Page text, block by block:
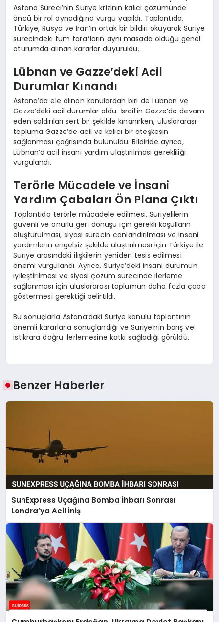
Astana Süreci’nin Suriye krizinin kalıcı çözümünde
öncü bir rol oynadığına vurgu yapıldı. Toplantıda,
Türkiye, Rusya ve İran’ın ortak bir bildiri okuyarak Suriye
sürecindeki tüm tarafların aynı masada olduğu genel
oturumda alınan kararlar duyuruldu.
Lübnan ve Gazze’deki Acil
Durumlar Kınandı
Astana’da ele alınan konulardan biri de Lübnan ve
Gazze’deki acil durumlar oldu. İsrail’in Gazze’de devam
eden saldırıları sert bir şekilde kınanırken, uluslararası
topluma Gazze’de acil ve kalıcı bir ateşkesin
sağlanması çağrısında bulunuldu. Bildiride ayrıca,
Lübnan’a acil insani yardım ulaştırılması gerekliliği
vurgulandı.
Terörle Mücadele ve İnsani
Yardım Çabaları Ön Plana Çıktı
Toplantıda terörle mücadele edilmesi, Suriyelilerin
güvenli ve onurlu geri dönüşü için gerekli koşulların
oluşturulması, siyasi sürecin canlandırılması ve insani
yardımların engelsiz şekilde ulaştırılması için Türkiye ile
Suriye arasındaki ilişkilerin yeniden tesis edilmesi
önemi vurgulandı. Ayrıca, Suriye’deki insani durumun
iyileştirilmesi ve siyasi çözüm sürecinde ilerleme
sağlanması için uluslararası toplumun daha fazla çaba
göstermesi gerektiği belirtildi.
Bu sonuçlarla Astana’daki Suriye konulu toplantının
önemli kararlarla sonuçlandığı ve Suriye’nin barış ve
istikrara doğru ilerlemesine katkı sağladığı görüldü.
Benzer Haberler
SunExpress Uçağına Bomba İhbarı Sonrası
Londra’ya Acil İniş